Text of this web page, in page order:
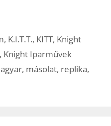
, K.I.T.T., KITT, Knight
, Knight Iparművek
, másolat, replika,